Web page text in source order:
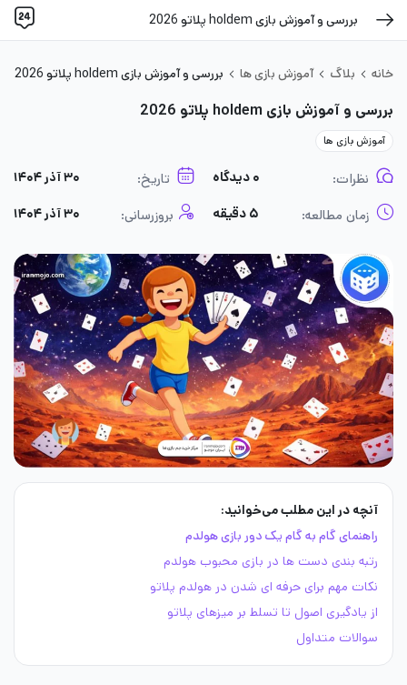
بررسی و آموزش بازی holdem پلاتو 2026
خانه بلاگ آموزش بازی ها بررسی و آموزش بازی holdem پلاتو 2026
بررسی و آموزش بازی holdem پلاتو 2026
آموزش بازی ها
نظرات: ۰ دیدگاه تاریخ: ۳۰ آذر ۱۴۰۴
زمان مطالعه: ۵ دقیقه بروزرسانی: ۳۰ آذر ۱۴۰۴
آنچه در این مطلب می‌خوانید:
​راهنمای گام‌ به ‌گام یک دور بازی هولدم
رتبه ‌بندی دست ‌ها در بازی محبوب هولدم
نکات مهم برای حرفه ای شدن در هولدم پلاتو
از یادگیری اصول تا تسلط بر میزهای پلاتو
سوالات متداول